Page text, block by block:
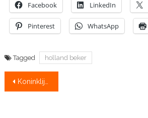
Facebook LinkedIn
Pinterest WhatsApp
Tagged holland beker
Bericht
Koninklijke Holland Beker: Martin versus Synek